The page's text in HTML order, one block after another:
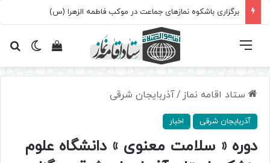
برگزاری باشکوه نمازهای جماعت در موکب فاطمه الزهرا (س)
تغییرمشاهده فهرست
ستاد اقامه نماز /آذربایجان شرقی
آذربایجان شرقی اخبار
دوره « سلامت معنوی » دانشگاه علوم